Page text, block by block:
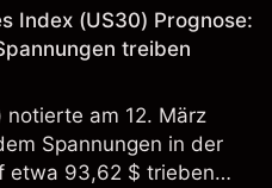
Ergebnisse.
Index (US30) Prognose:
treiben
notierte am 12. März
Spannungen in der
etwa 93,62 $ trieben